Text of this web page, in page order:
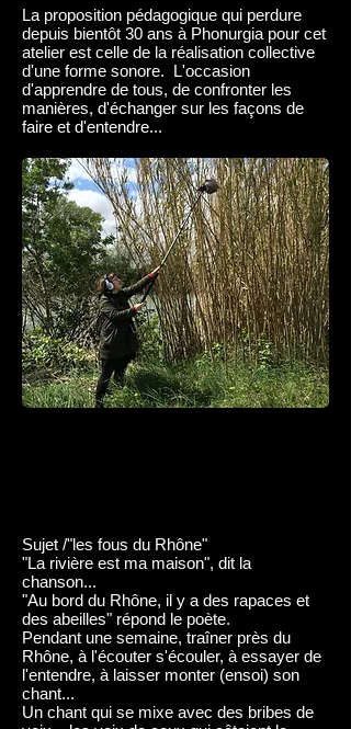
La proposition pédagogique qui perdure
depuis bientôt 30 ans à Phonurgia pour cet
atelier est celle de la réalisation collective
d'une forme sonore. L'occasion
d'apprendre de tous, de confronter les
manières, d'échanger sur les façons de
faire et d'entendre...
Sujet /"les fous du Rhône"
"La rivière est ma maison", dit la
chanson...
"Au bord du Rhône, il y a des rapaces et
des abeilles" répond le poète.
Pendant une semaine, traîner près du
Rhône, à l'écouter s'écouler, à essayer de
l'entendre, à laisser monter (ensoi) son
chant...
Un chant qui se mixe avec des bribes de